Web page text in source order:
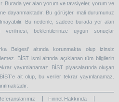
Burada yer alan yorum ve tavsiyeler, yorum ve
dayanmaktadır. Bu görüşler, mali durumunuz
Bu nedenle, sadece burada yer alan
verilmesi, beklentilerinize uygun sonuçlar
Belgesi' altında korunmakta olup izinsiz
BİST ismi altında açıklanan tüm bilgilerin
yayımlanamaz. BİST piyasalarında oluşan
ait olup, bu veriler tekrar yayınlanamaz.
Finnet Hakkında